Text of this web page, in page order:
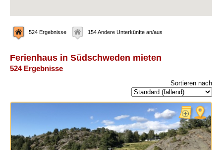
524 Ergebnisse 154 Andere Unterkünfte an/aus
Ferienhaus in Südschweden mieten
524 Ergebnisse
Sortieren nach